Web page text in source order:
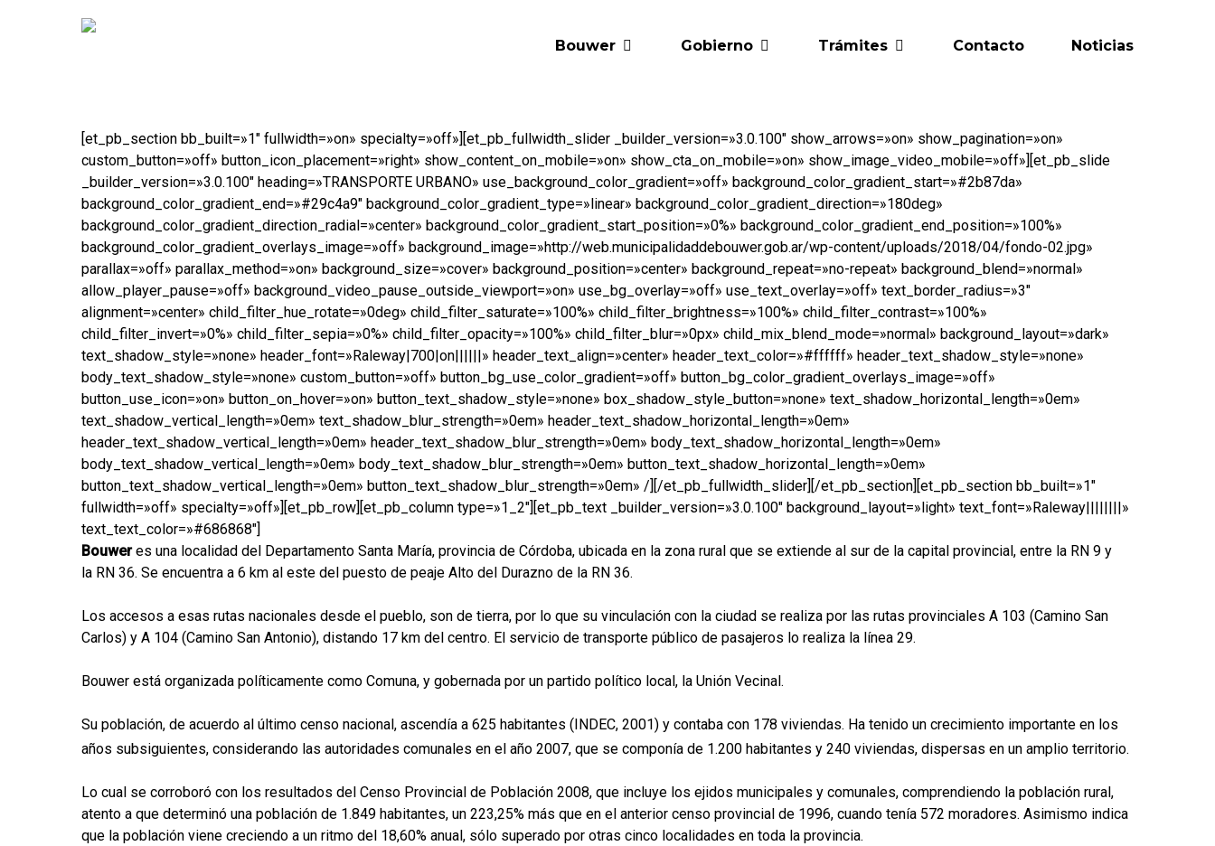
Bouwer Gobierno Trámites Contacto Noticias
[et_pb_section bb_built=»1″ fullwidth=»on» specialty=»off»][et_pb_fullwidth_slider _builder_version=»3.0.100″ show_arrows=»on» show_pagination=»on»
custom_button=»off» button_icon_placement=»right» show_content_on_mobile=»on» show_cta_on_mobile=»on» show_image_video_mobile=»off»][et_pb_slide
_builder_version=»3.0.100″ heading=»TRANSPORTE URBANO» use_background_color_gradient=»off» background_color_gradient_start=»#2b87da»
background_color_gradient_end=»#29c4a9″ background_color_gradient_type=»linear» background_color_gradient_direction=»180deg»
background_color_gradient_direction_radial=»center» background_color_gradient_start_position=»0%» background_color_gradient_end_position=»100%»
background_color_gradient_overlays_image=»off» background_image=»http://web.municipalidaddebouwer.gob.ar/wp-content/uploads/2018/04/fondo-02.jpg»
parallax=»off» parallax_method=»on» background_size=»cover» background_position=»center» background_repeat=»no-repeat» background_blend=»normal»
allow_player_pause=»off» background_video_pause_outside_viewport=»on» use_bg_overlay=»off» use_text_overlay=»off» text_border_radius=»3″
alignment=»center» child_filter_hue_rotate=»0deg» child_filter_saturate=»100%» child_filter_brightness=»100%» child_filter_contrast=»100%»
child_filter_invert=»0%» child_filter_sepia=»0%» child_filter_opacity=»100%» child_filter_blur=»0px» child_mix_blend_mode=»normal» background_layout=»dark»
text_shadow_style=»none» header_font=»Raleway|700|on||||||» header_text_align=»center» header_text_color=»#ffffff» header_text_shadow_style=»none»
body_text_shadow_style=»none» custom_button=»off» button_bg_use_color_gradient=»off» button_bg_color_gradient_overlays_image=»off»
button_use_icon=»on» button_on_hover=»on» button_text_shadow_style=»none» box_shadow_style_button=»none» text_shadow_horizontal_length=»0em»
text_shadow_vertical_length=»0em» text_shadow_blur_strength=»0em» header_text_shadow_horizontal_length=»0em»
header_text_shadow_vertical_length=»0em» header_text_shadow_blur_strength=»0em» body_text_shadow_horizontal_length=»0em»
body_text_shadow_vertical_length=»0em» body_text_shadow_blur_strength=»0em» button_text_shadow_horizontal_length=»0em»
button_text_shadow_vertical_length=»0em» button_text_shadow_blur_strength=»0em» /][/et_pb_fullwidth_slider][/et_pb_section][et_pb_section bb_built=»1″
fullwidth=»off» specialty=»off»][et_pb_row][et_pb_column type=»1_2″][et_pb_text _builder_version=»3.0.100″ background_layout=»light» text_font=»Raleway||||||||»
text_text_color=»#686868″]
Bouweres una localidad del Departamento Santa María, provincia de Córdoba, ubicada en la zona rural que se extiende al sur de la capital provincial, entre la RN 9 y
la RN 36. Se encuentra a 6 km al este del puesto de peaje Alto del Durazno de la RN 36.
Los accesos a esas rutas nacionales desde el pueblo, son de tierra, por lo que su vinculación con la ciudad se realiza por las rutas provinciales A 103 (Camino San
Carlos) y A 104 (Camino San Antonio), distando 17 km del centro. El servicio de transporte público de pasajeros lo realiza la línea 29.
Bouwer está organizada políticamente como Comuna, y gobernada por un partido político local, la Unión Vecinal.
Su población, de acuerdo al último censo nacional, ascendía a 625 habitantes (INDEC, 2001) y contaba con 178 viviendas. Ha tenido un crecimiento importante en los
años subsiguientes, considerando las autoridades comunales en el año 2007, que se componía de 1.200 habitantes y 240 viviendas, dispersas en un amplio territorio.
Lo cual se corroboró con los resultados del Censo Provincial de Población 2008, que incluye los ejidos municipales y comunales, comprendiendo la población rural,
atento a que determinó una población de 1.849 habitantes, un 223,25% más que en el anterior censo provincial de 1996, cuando tenía 572 moradores. Asimismo indica
que la población viene creciendo a un ritmo del 18,60% anual, sólo superado por otras cinco localidades en toda la provincia.